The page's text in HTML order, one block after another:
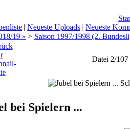
| Neueste Uploads | Neueste
19 » > Saison 1997/1998 (2.
Datei 2/107
bei Spielern ...